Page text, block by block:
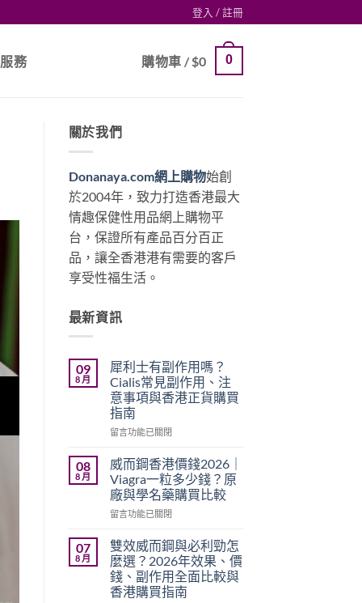
登入 / 註冊
務 購物車 /$0 0
關於我們
Donanaya.com網上購物始創
於2004年，致力打造香港最大
情趣保健性用品網上購物平
台，保證所有產品百分百正
品，讓全香港港有需要的客戶
享受性福生活。
最新資訊
09
8 月
犀利士有副作用嗎？
Cialis常見副作用、注
意事項與香港正貨購買
指南
在
利
士
有
副
作
嗎？
Cialis
常
見
副
留言功能已關閉
08
8 月
威而鋼香港價錢2026｜
Viagra一粒多少錢？原
廠與學名藥購買比較
在
而
鋼
香
港
價
留言功能已關閉
07
8 月
雙效威而鋼與必利勁怎
麼選？2026年效果、價
錢、副作用全面比較與
香港購買指南